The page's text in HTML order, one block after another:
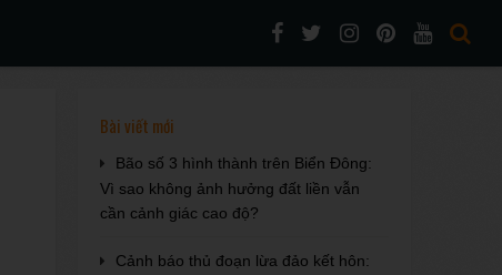
Bài viết mới
Bão số 3 hình thành trên Biển Đông:
Vì sao không ảnh hưởng đất liền vẫn
cần cảnh giác cao độ?
Cảnh báo thủ đoạn lừa đảo kết hôn: